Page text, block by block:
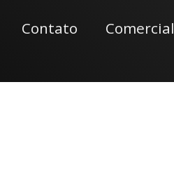
Contato Comercial